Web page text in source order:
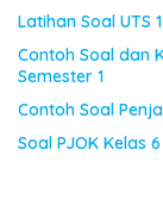
Latihan Soal UTS
Contoh Soal dan
Semester 1
Contoh Soal
Soal PJOK Kelas